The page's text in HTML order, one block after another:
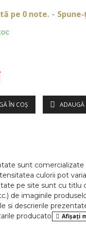
pe 0 note. -
ÎN COŞ ADAUGĂ
sunt comercializate
culorii pot
pe site sunt cu titlu
de imaginile
si descrierile
producatorilor fara